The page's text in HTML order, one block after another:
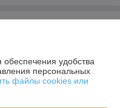
удобства
персональных
файлы cookies или